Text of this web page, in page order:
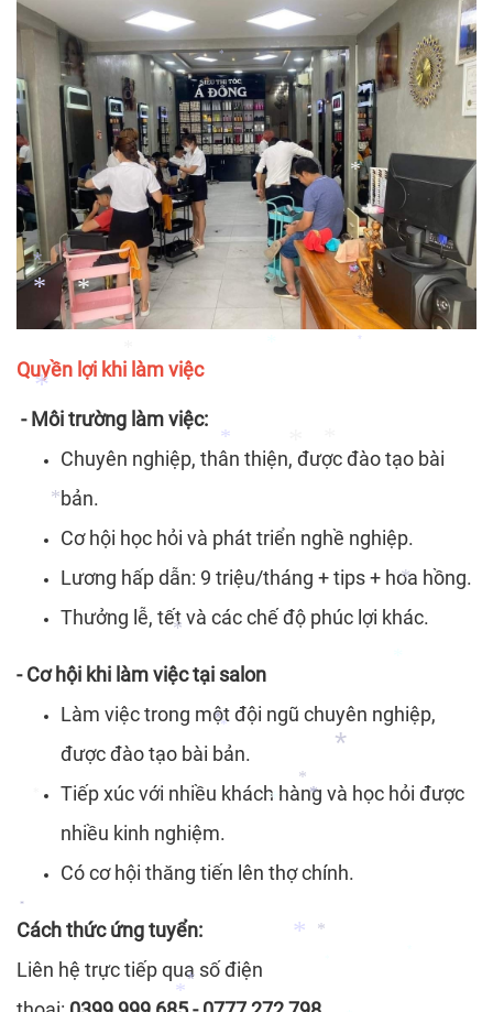
*
*
*
*
*
*
*
*
*
*
*
*
*
*
*
*
Quyền lợi khi làm việc
- Môi trường làm việc:
Chuyên nghiệp, thân thiện, được đào tạo bài
bản.
Cơ hội học hỏi và phát triển nghề nghiệp.
Lương hấp dẫn: 9 triệu/tháng + tips + hoa hồng.
Thưởng lễ, tết và các chế độ phúc lợi khác.
- Cơ hội khi làm việc tại salon
Làm việc trong một đội ngũ chuyên nghiệp,
được đào tạo bài bản.
Tiếp xúc với nhiều khách hàng và học hỏi được
nhiều kinh nghiệm.
Có cơ hội thăng tiến lên thợ chính.
Cách thức ứng tuyển:
Liên hệ trực tiếp qua số điện